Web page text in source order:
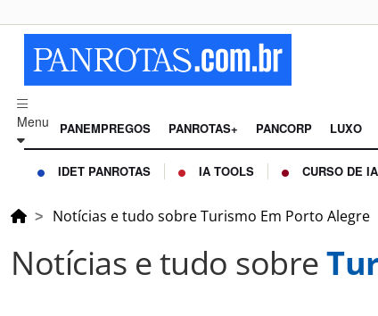
Menu PANEMPREGOS PANROTAS+ PANCORP LUXO
IDET PANROTAS IA TOOLS CURSO DE IA
Notícias e tudo sobre Turismo Em Porto Alegre
Notícias e tudo sobre